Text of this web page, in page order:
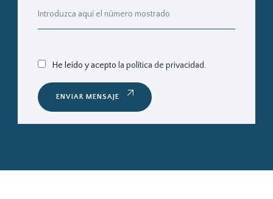
He leído y acepto la política de privacidad.
ENVIAR MENSAJE